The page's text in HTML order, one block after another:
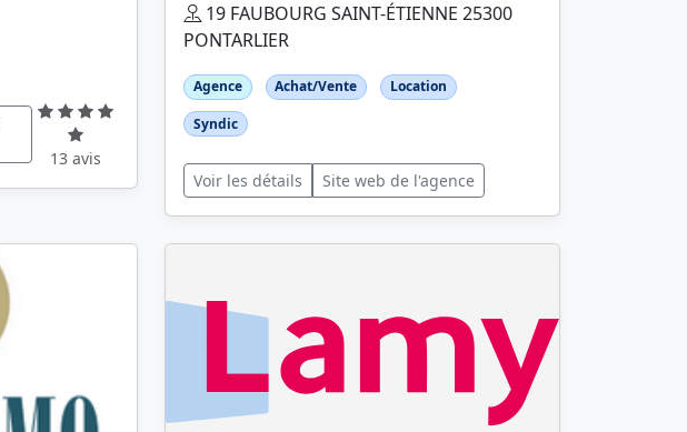
13 avis
19 FAUBOURG SAINT-ÉTIENNE 25300
PONTARLIER
Agence Achat/Vente
Location
Syndic
Voir les détails Site web de l'agence